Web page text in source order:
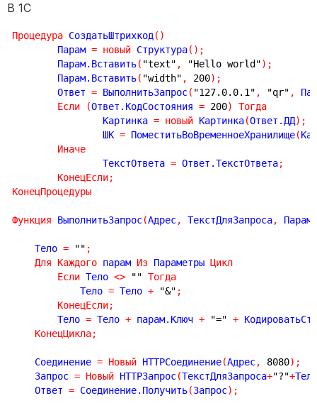
В 1С
Процедура СоздатьШтрихкод( )
	Парам
= новый Структура( ) ;
	Парам.Вставить
( "text" , "Hello world") ;
	Парам.Вставить
( "width" , 200) ;
	Ответ
= ВыполнитьЗапрос( "127.0.0.1" , "qr" ,
Если
(Ответ.КодСостояния = 200)
Тогда
		Картинка
= новый Картинка(Ответ.ДД) ;
		ШК
= ПоместитьВоВременноеХранилище(
Иначе
		ТекстОтвета
= Ответ.ТекстОтвета;
КонецЕсли;
КонецПроцедуры
Функция ВыполнитьЗапрос(Адрес, ТекстДляЗапроса,
    Тело
= "" ;
Для
Каждого парам Из Параметры Цикл
Если Тело <> "" Тогда
            Тело
= Тело + "&" ;
КонецЕсли;
        Тело
= Тело + парам.Ключ + "=" +
КонецЦикла;
    Соединение
= Новый HTTPСоединение(Адрес, 8080) ;
    Запрос
= Новый HTTPЗапрос(ТекстДляЗапроса+"?"+
    Ответ
= Соединение.Получить(Запрос) ;